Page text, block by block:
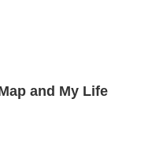
and My Life